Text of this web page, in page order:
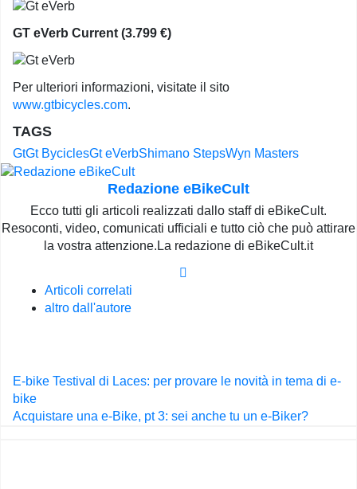
GT eVerb Current (3.799 €)
Per ulteriori informazioni, visitate il sito
www.gtbicycles.com.
TAGS
GtGt ByciclesGt eVerbShimano StepsWyn Masters
Redazione eBikeCult
Ecco tutti gli articoli realizzati dallo staff di eBikeCult.
Resoconti, video, comunicati ufficiali e tutto ciò che può attirare
la vostra attenzione.La redazione di eBikeCult.it
Articoli correlati
altro dall'autore
Navigazione
articoli
E-bike Testival di Laces: per provare le novità in tema di e-
bike
Acquistare una e-Bike, pt 3: sei anche tu un e-Biker?